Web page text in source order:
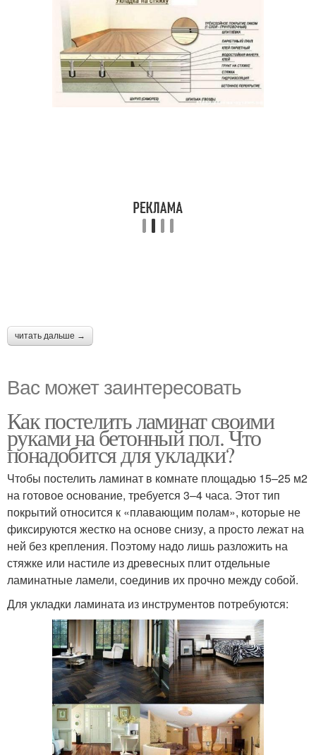
читать дальше →
Вас может заинтересовать
Как постелить ламинат своими
руками на бетонный пол. Что
понадобится для укладки?
Чтобы постелить ламинат в комнате площадью 15–25 м2
на готовое основание, требуется 3–4 часа. Этот тип
покрытий относится к «плавающим полам», которые не
фиксируются жестко на основе снизу, а просто лежат на
ней без крепления. Поэтому надо лишь разложить на
стяжке или настиле из древесных плит отдельные
ламинатные ламели, соединив их прочно между собой.
Для укладки ламината из инструментов потребуются: